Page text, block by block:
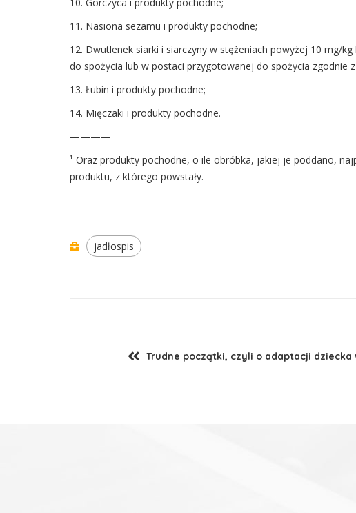
11. Nasiona sezamu i produkty pochodne;
12. Dwutlenek siarki i siarczyny w stężeniach powyżej 10 mg/
do spożycia lub w postaci przygotowanej do spożycia zgodnie
13. Łubin i produkty pochodne;
14. Mięczaki i produkty pochodne.
————
¹ Oraz produkty pochodne, o ile obróbka, jakiej je poddano,
produktu, z którego powstały.
jadłospis
Trudne początki, czyli o adaptacji dziecka